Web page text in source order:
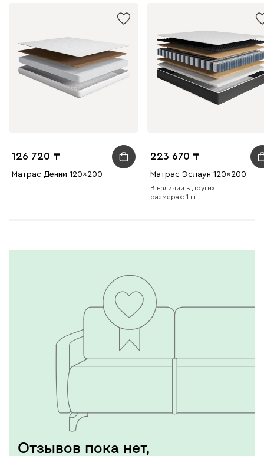
126 720
Матрас Денни 120x200
223 670
Матрас Эслаун 120x200
В наличии в других
размерах: 1 шт.
Отзывов пока нет,